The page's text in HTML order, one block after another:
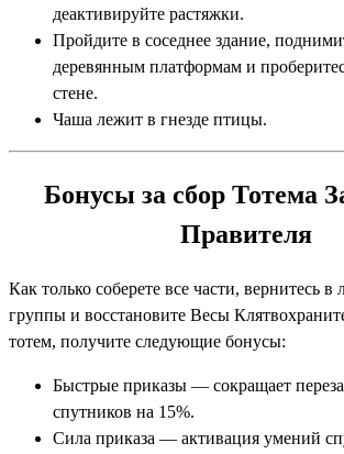
деактивируйте растяжки.
Пройдите в соседнее здание,
деревянным платформам и
стене.
Чаша лежит в гнезде птицы.
Бонусы за сбор Тотема
Правителя
Как только соберете все части, вернитесь в
группы и восстановите Весы
тотем, получите следующие бонусы:
Быстрые приказы — сокращает
спутников на 15%.
Сила приказа — активация умений